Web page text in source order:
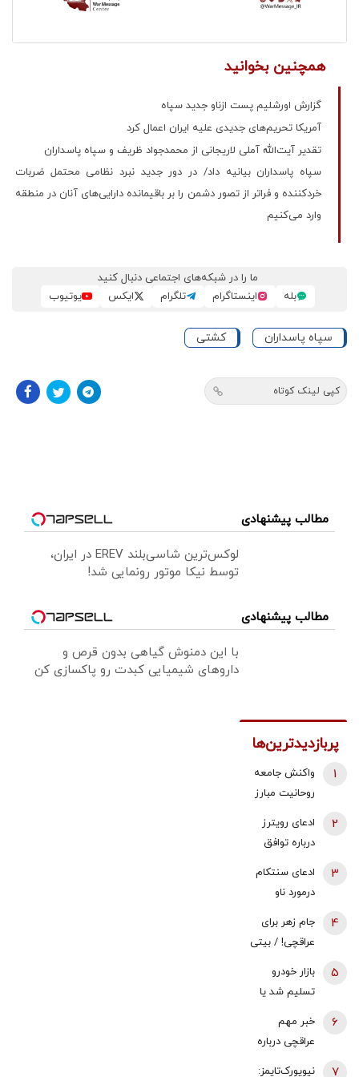
همچنین بخوانید
گزارش اورشلیم پست ازناو جدید سپاه
آمریکا تحریم‌های جدیدی علیه ایران اعمال کرد
تقدیر آیت‌الله آملی لاریجانی از محمدجواد ظریف و سپاه پاسداران
سپاه پاسداران بیانیه داد/ در دور جدید نبرد نظامی محتمل ضربات
خردکننده و فراتر از تصور دشمن را بر باقیمانده دارایی‌های آنان در منطقه
وارد می‌کنیم
ما را در شبکه‌های اجتماعی دنبال کنید
بله
اینستاگرام تلگرام ایکس یوتیوب
سپاه پاسداران کشتی
کپی لینک کوتاه
مطالب پیشنهادی
لوکس‌ترین شاسی‌بلند EREV در ایران،
توسط نیکا موتور رونمایی شد!
مطالب پیشنهادی
با این دمنوش گیاهی بدون قرص و
داروهای شیمیایی کبدت رو پاکسازی کن
پربازدیدترین‌ها
واکنش جامعه
روحانیت مبارز
خرازی: اظهارات
باقر خرازی نه
صدای روحانیت
است، نه پیام
1
ادعای رویترز
درباره توافق
توافق، محاصره
بنادر ایران لغو
می‌شود؟
2
ادعای سنتکام
درمورد ناو
آبراهام لینکلن
در منطقه
3
جام زهر برای
عراقچی! / بیتی
نشست خبری
4
بازار خودرو
تسلیم شد یا
می‌کند؟/
کاهش ۸۰
میلیون تومانی
5
خبر مهم
عراقچی درباره
6
نیویورک‌تایمز:
7